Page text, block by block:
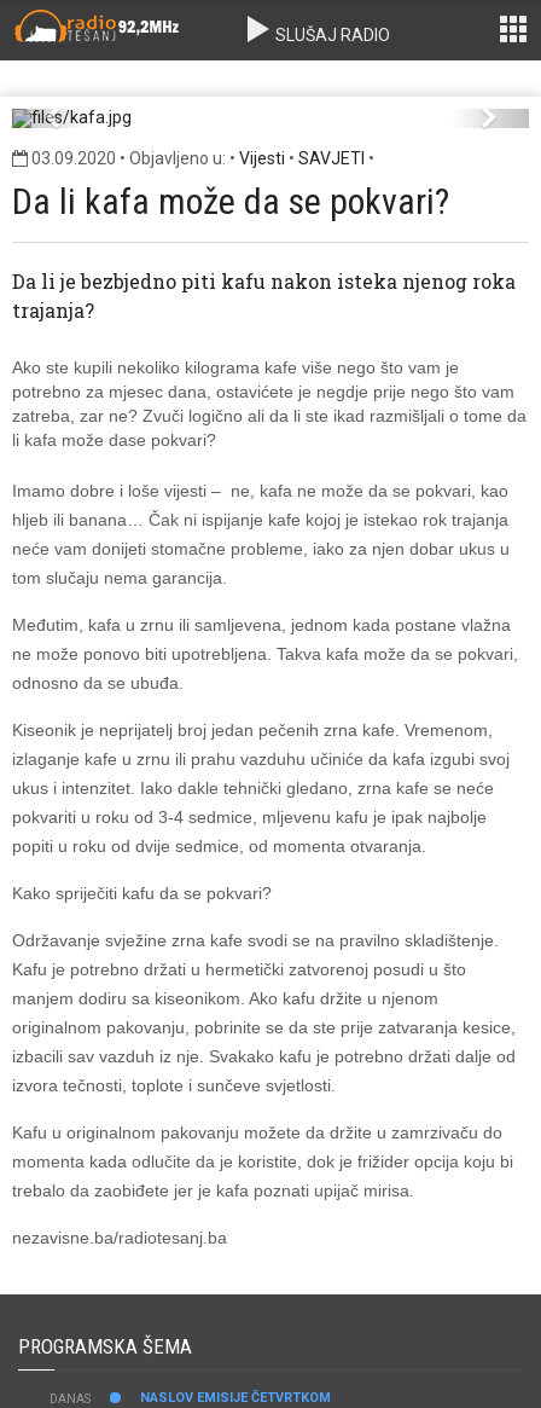
SLUŠAJ RADIO
Previous Next
03.09.2020 • Objavljeno u: • Vijesti • SAVJETI •
Da li kafa može da se pokvari?
Da li je bezbjedno piti kafu nakon isteka njenog roka
trajanja?
Ako ste kupili nekoliko kilograma kafe više nego što vam je
potrebno za mjesec dana, ostavićete je negdje prije nego što vam
zatreba, zar ne? Zvuči logično ali da li ste ikad razmišljali o tome da
li kafa može dase pokvari?
Imamo dobre i loše vijesti – ne, kafa ne može da se pokvari, kao
hljeb ili banana… Čak ni ispijanje kafe kojoj je istekao rok trajanja
neće vam donijeti stomačne probleme, iako za njen dobar ukus u
tom slučaju nema garancija.
Međutim, kafa u zrnu ili samljevena, jednom kada postane vlažna
ne može ponovo biti upotrebljena. Takva kafa može da se pokvari,
odnosno da se ubuđa.
Kiseonik je neprijatelj broj jedan pečenih zrna kafe. Vremenom,
izlaganje kafe u zrnu ili prahu vazduhu učiniće da kafa izgubi svoj
ukus i intenzitet. Iako dakle tehnički gledano, zrna kafe se neće
pokvariti u roku od 3-4 sedmice, mljevenu kafu je ipak najbolje
popiti u roku od dvije sedmice, od momenta otvaranja.
Kako spriječiti kafu da se pokvari?
Održavanje svježine zrna kafe svodi se na pravilno skladištenje.
Kafu je potrebno držati u hermetički zatvorenoj posudi u što
manjem dodiru sa kiseonikom. Ako kafu držite u njenom
originalnom pakovanju, pobrinite se da ste prije zatvaranja kesice,
izbacili sav vazduh iz nje. Svakako kafu je potrebno držati dalje od
izvora tečnosti, toplote i sunčeve svjetlosti.
Kafu u originalnom pakovanju možete da držite u zamrzivaču do
momenta kada odlučite da je koristite, dok je frižider opcija koju bi
trebalo da zaobiđete jer je kafa poznati upijač mirisa.
nezavisne.ba/radiotesanj.ba
PROGRAMSKA ŠEMA
DANAS
NASLOV EMISIJE ČETVRTKOM